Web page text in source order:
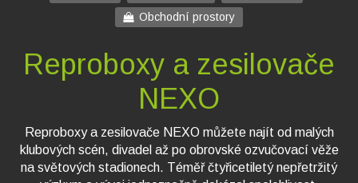
Obchodní prostory
Reproboxy a zesilovače
NEXO
Reproboxy a zesilovače NEXO můžete najít od malých
klubových scén, divadel až po obrovské ozvučovací věže
na světových stadionech. Téměř čtyřicetiletý nepřetržitý